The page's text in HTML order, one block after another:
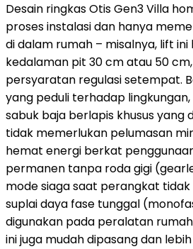
Desain ringkas Otis Gen3 Villa
proses instalasi dan hanya
di dalam rumah – misalnya, lift
kedalaman pit 30 cm atau 50
persyaratan regulasi setempat.
yang peduli terhadap lingkungan,
sabuk baja berlapis khusus yang
tidak memerlukan pelumasan
hemat energi berkat
permanen tanpa roda gigi
mode siaga saat perangkat tidak
suplai daya fase tunggal
digunakan pada peralatan
ini juga mudah dipasang dan